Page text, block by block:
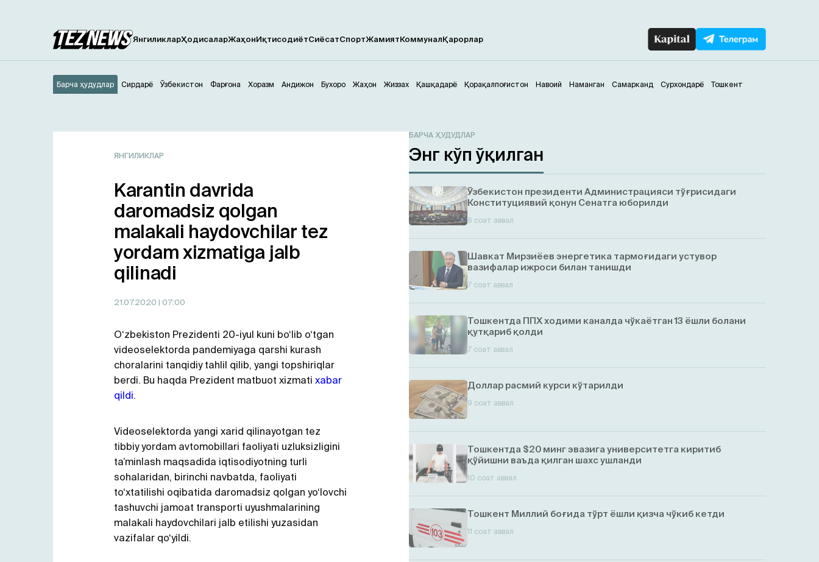
ЯнгиликларҲодисаларЖаҳонИқтисодиётСиёсатСпортЖамиятКоммуналҚарорлар
Андижон
Барча ҳудудлар Бухоро Жаҳон Жиззах Қашқадарё Қорақалпоғистон Навоий Наманган Самарканд
Сирдарё Сурхондарё Тошкент
Ўзбекистон Фарғона Хоразм
ЯНГИЛИКЛАР
Karantin davrida
daromadsiz qolgan
malakali haydovchilar tez
yordam xizmatiga jalb
qilinadi
21.07.2020 | 07:00
O‘zbekiston Prezidenti 20-iyul kuni bo‘lib o‘tgan
videoselektorda pandemiyaga qarshi kurash
choralarini tanqidiy tahlil qilib, yangi topshiriqlar
berdi. Bu haqda Prezident matbuot xizmati xabar
qildi.
Videoselektorda yangi xarid qilinayotgan tez
tibbiy yordam avtomobillari faoliyati uzluksizligini
ta’minlash maqsadida iqtisodiyotning turli
sohalaridan, birinchi navbatda, faoliyati
to‘xtatilishi oqibatida daromadsiz qolgan yo‘lovchi
tashuvchi jamoat transporti uyushmalarining
malakali haydovchilari jalb etilishi yuzasidan
vazifalar qo‘yildi.
БАРЧА ҲУДУДЛАР
Энг кўп ўқилган
Ўзбекистон президенти Администрацияси тўғрисидаги
Конституциявий қонун Сенатга юборилди
6 соат аввал
Шавкат Мирзиёев энергетика тармоғидаги устувор
вазифалар ижроси билан танишди
7 соат аввал
Тошкентда ППХ ходими каналда чўкаётган 13 ёшли болани
қутқариб қолди
7 соат аввал
Доллар расмий курси кўтарилди
9 соат аввал
Тошкентда $20 минг эвазига университетга киритиб
қўйишни ваъда қилган шахс ушланди
10 соат аввал
Тошкент Миллий боғида тўрт ёшли қизча чўкиб кетди
11 соат аввал